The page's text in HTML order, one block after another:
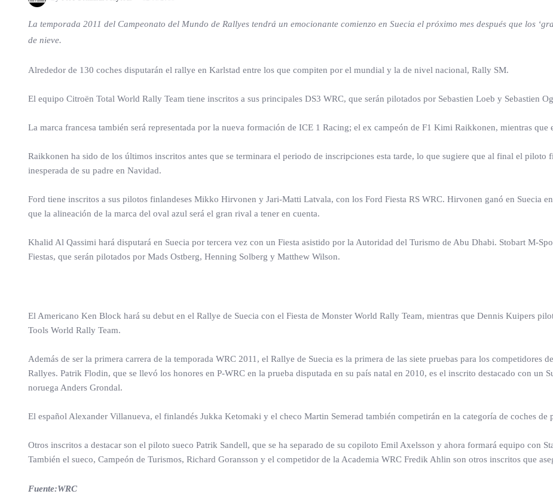
La temporada 2011 del Campeonato del Mundo de Rallyes tendrá un emocionante comienzo en Suecia el próximo mes después que los
de nieve.
Alrededor de 130 coches disputarán el rallye en Karlstad entre los que compiten por el mundial y la de nivel nacional, Rally SM.
El equipo Citroën Total World Rally Team tiene inscritos a sus principales DS3 WRC, que serán pilotados por Sebastien Loeb y Sebastien
La marca francesa también será representada por la nueva formación de ICE 1 Racing; el ex campeón de F1 Kimi Raikkonen, mientras
Raikkonen ha sido de los últimos inscritos antes que se terminara el periodo de inscripciones esta tarde, lo que sugiere que al final el piloto
inesperada de su padre en Navidad.
Ford tiene inscritos a sus pilotos finlandeses Mikko Hirvonen y Jari-Matti Latvala, con los Ford Fiesta RS WRC. Hirvonen ganó en Suecia
que la alineación de la marca del oval azul será el gran rival a tener en cuenta.
Khalid Al Qassimi hará disputará en Suecia por tercera vez con un Fiesta asistido por la Autoridad del Turismo de Abu Dhabi. Stobart M-
Fiestas, que serán pilotados por Mads Ostberg, Henning Solberg y Matthew Wilson.
El Americano Ken Block hará su debut en el Rallye de Suecia con el Fiesta de Monster World Rally Team, mientras que Dennis Kuipers
Tools World Rally Team.
Además de ser la primera carrera de la temporada WRC 2011, el Rallye de Suecia es la primera de las siete pruebas para los competidores
Rallyes. Patrik Flodin, que se llevó los honores en P-WRC en la prueba disputada en su país natal en 2010, es el inscrito destacado con un
noruega Anders Grondal.
El español Alexander Villanueva, el finlandés Jukka Ketomaki y el checo Martin Semerad también competirán en la categoría de coches de
Otros inscritos a destacar son el piloto sueco Patrik Sandell, que se ha separado de su copiloto Emil Axelsson y ahora formará equipo con
También el sueco, Campeón de Turismos, Richard Goransson y el competidor de la Academia WRC Fredik Ahlin son otros inscritos que
Fuente:WRC